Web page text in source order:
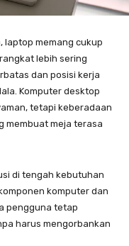
laptop memang cukup
lebih sering
dan posisi kerja
Komputer desktop
tetapi keberadaan
membuat meja terasa
di tengah kebutuhan
komputer dan
pengguna tetap
harus mengorbankan